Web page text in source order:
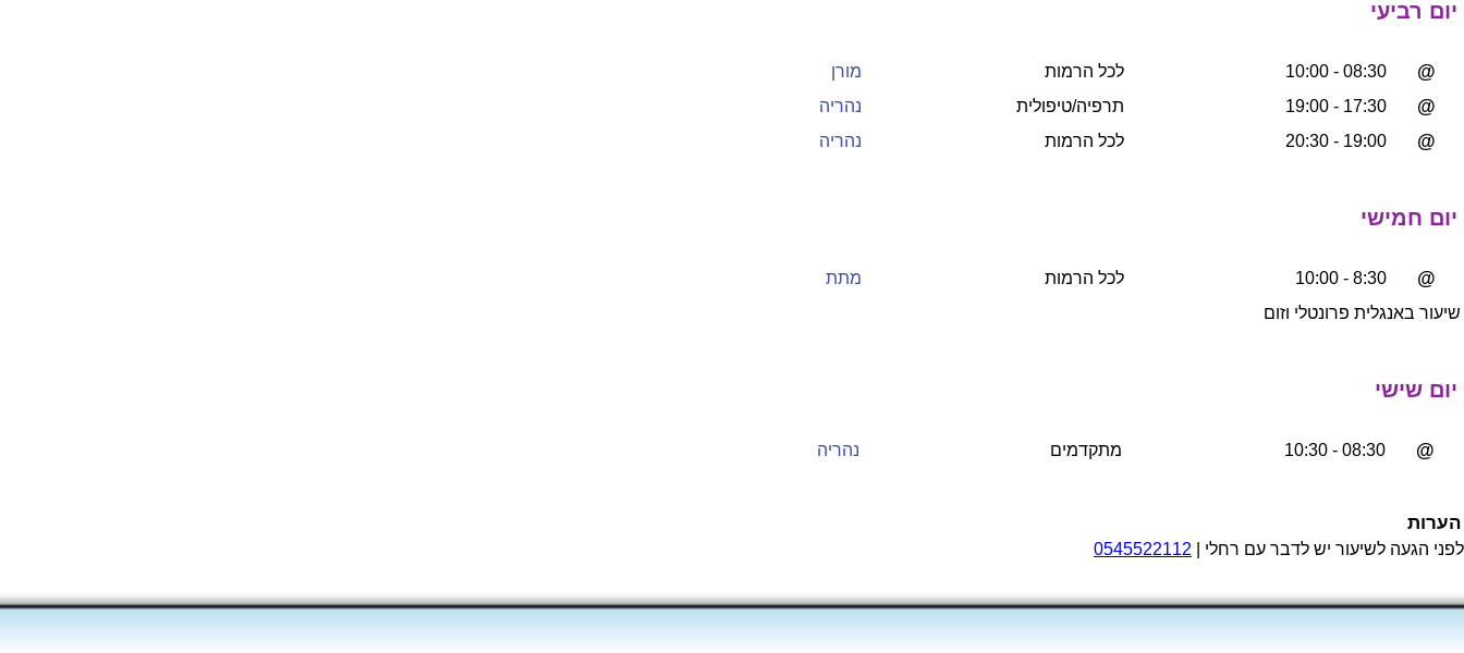
יום רביעי
@
08:30 - 10:00 לכל הרמות מורן
@
17:30 - 19:00 תרפיה/טיפולית נהריה
@
19:00 - 20:30 לכל הרמות נהריה
יום חמישי
@
8:30 - 10:00 לכל הרמות
מתת
שיעור באנגלית פרונטלי וזום
יום שישי
@
08:30 - 10:30 מתקדמים נהריה
הערות
לפני הגעה לשיעור יש לדבר עם רחלי | 0545522112